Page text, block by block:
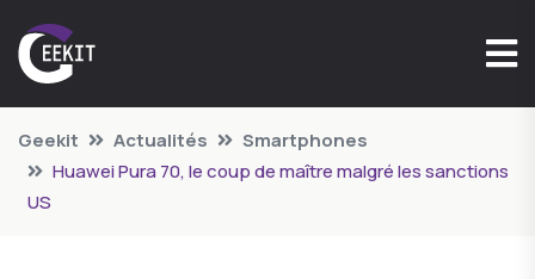
Geekit Actualités
Smartphones
Huawei Pura 70, le coup de maître malgré les sanctions
US